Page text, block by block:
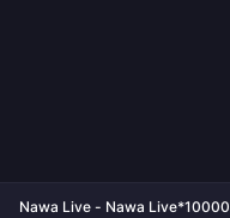
Nawa Live - Nawa Live*10000